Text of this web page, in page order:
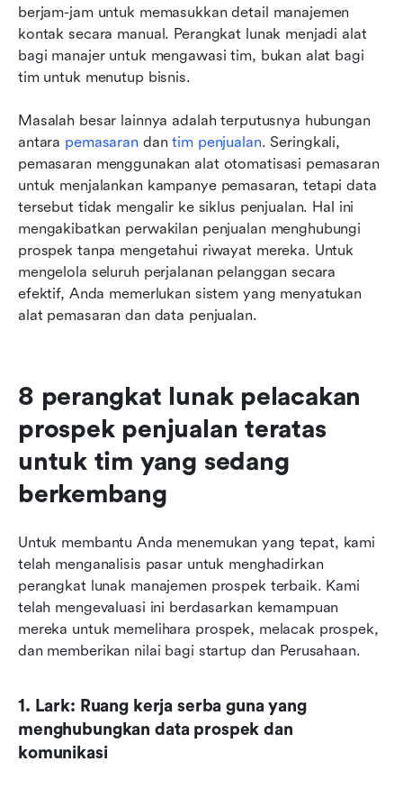
berjam-jam untuk memasukkan detail manajemen
kontak secara manual. Perangkat lunak menjadi alat
bagi manajer untuk mengawasi tim, bukan alat bagi
tim untuk menutup bisnis.
Masalah besar lainnya adalah terputusnya hubungan
antara pemasaran dan tim penjualan. Seringkali,
pemasaran menggunakan alat otomatisasi pemasaran
untuk menjalankan kampanye pemasaran, tetapi data
tersebut tidak mengalir ke siklus penjualan. Hal ini
mengakibatkan perwakilan penjualan menghubungi
prospek tanpa mengetahui riwayat mereka. Untuk
mengelola seluruh perjalanan pelanggan secara
efektif, Anda memerlukan sistem yang menyatukan
alat pemasaran dan data penjualan.
8 perangkat lunak pelacakan
prospek penjualan teratas
untuk tim yang sedang
berkembang
Untuk membantu Anda menemukan yang tepat, kami
telah menganalisis pasar untuk menghadirkan
perangkat lunak manajemen prospek terbaik. Kami
telah mengevaluasi ini berdasarkan kemampuan
mereka untuk memelihara prospek, melacak prospek,
dan memberikan nilai bagi startup dan Perusahaan.
1. Lark: Ruang kerja serba guna yang
menghubungkan data prospek dan
komunikasi